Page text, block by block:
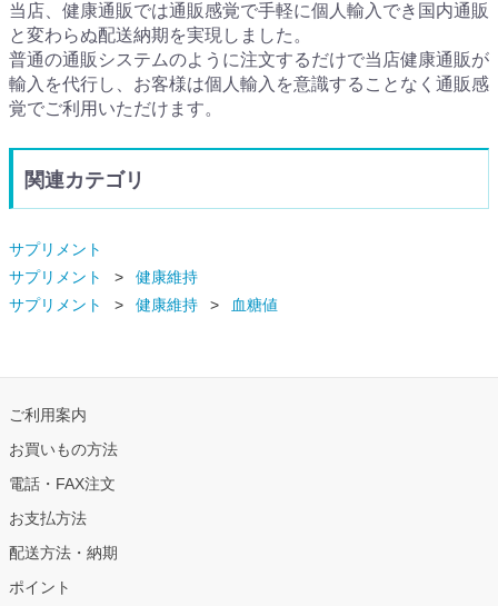
当店、健康通販では通販感覚で手軽に個人輸入でき国内通販
と変わらぬ配送納期を実現しました。
普通の通販システムのように注文するだけで当店健康通販が
輸入を代行し、お客様は個人輸入を意識することなく通販感
覚でご利用いただけます。
関連カテゴリ
サプリメント
サプリメント
健康維持
サプリメント
健康維持 血糖値
ご利用案内
お買いもの方法
電話・FAX注文
お支払方法
配送方法・納期
ポイント